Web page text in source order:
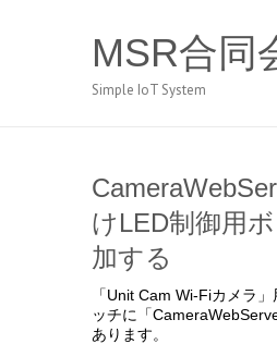
MSR合同
Simple IoT System
けLED制御用
加する
「Unit Cam Wi-Fiカメラ
ッチに「
あります。